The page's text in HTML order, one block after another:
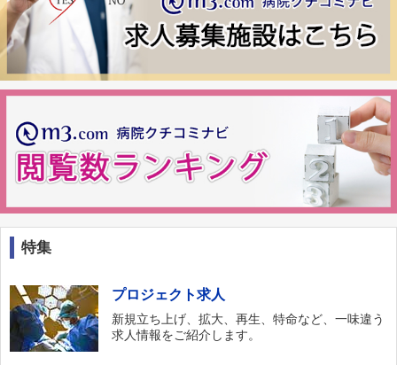
特集
プロジェクト求人
新規立ち上げ、拡大、再生、特命など、一味違う
求人情報をご紹介します。